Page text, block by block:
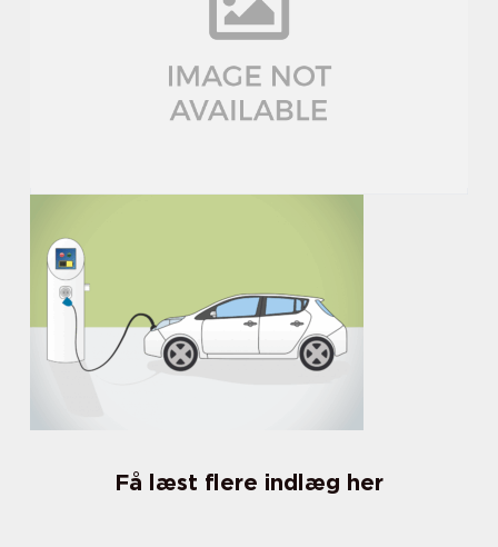
Få læst flere indlæg her